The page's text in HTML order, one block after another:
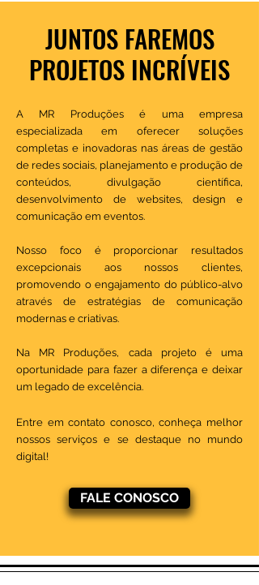
JUNTOS FAREMOS
PROJETOS INCRÍVEIS
A MR Produções é uma empresa
especializada em oferecer soluções
completas e inovadoras nas áreas de gestão
de redes sociais, planejamento e produção de
conteúdos, divulgação científica,
desenvolvimento de websites, design e
comunicação em eventos.
Nosso foco é proporcionar resultados
excepcionais aos nossos clientes,
promovendo o engajamento do público-alvo
através de estratégias de comunicação
modernas e criativas.
Na MR Produções, cada projeto é uma
oportunidade para fazer a diferença e deixar
um legado de excelência.
Entre em contato conosco, conheça melhor
nossos serviços e se destaque no mundo
digital!
FALE CONOSCO